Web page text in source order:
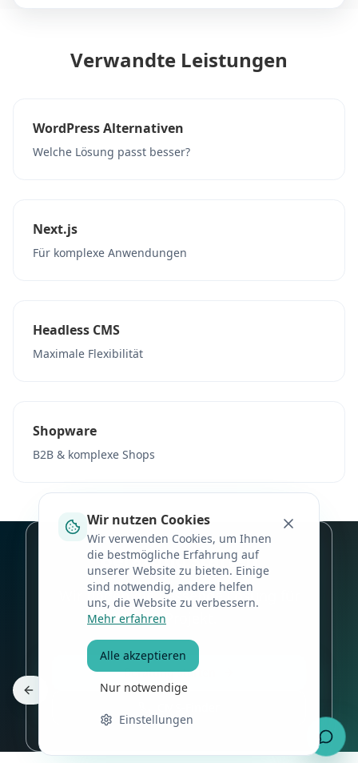
Verwandte Leistungen
WordPress Alternativen
Welche Lösung passt besser?
Next.js
Für komplexe Anwendungen
Headless CMS
Maximale Flexibilität
Shopware
B2B & komplexe Shops
Beratung starten
Wir finden die passende Lösung für
Ihr Projekt.
Beratung starten
Wir nutzen Cookies
Wir verwenden Cookies, um Ihnen
die bestmögliche Erfahrung auf
unserer Website zu bieten. Einige
sind notwendig, andere helfen
uns, die Website zu verbessern.
Mehr erfahren
Alle akzeptieren
Nur notwendige
Einstellungen